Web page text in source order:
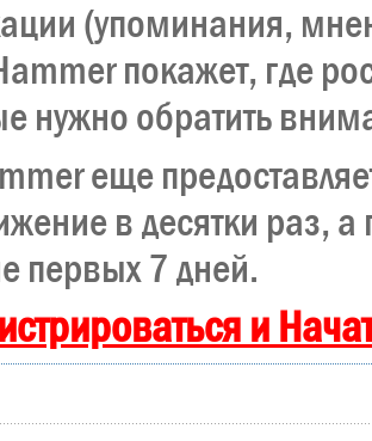
(упоминания,
покажет, где
нужно обратить
еще
в десятки раз, а
первых 7 дней.
и